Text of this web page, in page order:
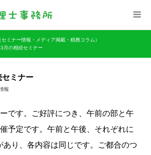
ミナー情報・メディア掲載・税務コラム）
月の相続セミナー
ミナー
報
です。ご好評につき、午前の部と午
予定です。午前と午後、それぞれに
あり、各内容は同じです。ご都合のつ